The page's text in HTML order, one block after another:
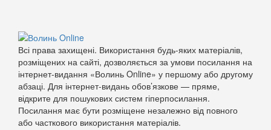
Всі права захищені. Використання будь-яких матеріалів,
розміщених на сайті, дозволяється за умови посилання на
інтернет-видання «Волинь Online» у першому або другому
абзаці. Для інтернет-видань обов’язкове — пряме,
відкрите для пошукових систем гіперпосилання.
Посилання має бути розміщене незалежно від повного
або часткового використання матеріалів.